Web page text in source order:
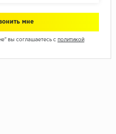
вы соглашаетесь с политикой